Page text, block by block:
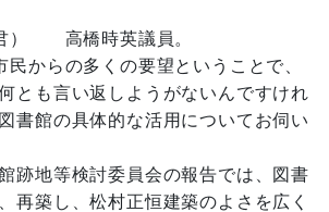
） 高橋時英議員。
らの多くの要望ということで、
とも言い返しようがないんですけれ
書館の具体的な活用についてお伺い
跡地等検討委員会の報告では、図書
再築し、松村正恒建築のよさを広く